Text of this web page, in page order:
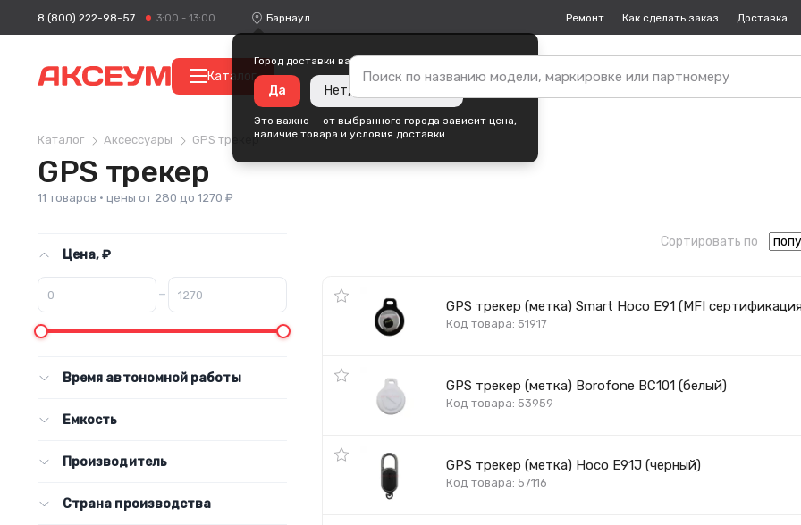
8 (800) 222-98-57 3:00 - 13:00 Барнаул
Город доставки ваших покупок —
Да Нет, изменить город
Это важно — от выбранного города зависит цена,
наличие товара и условия доставки
Ремонт Как сделать заказ Доставка
Каталог
Каталог Аксессуары GPS трекер
GPS трекер
11 товаров · цены от 280 до 1270 ₽
Цена, ₽
–
Время автономной работы
Емкость
Производитель
Страна производства
Сортировать по
GPS трекер (метка) Smart Hoco E91 (MFI
Код товара: 51917
GPS трекер (метка) Borofone BC101 (белый)
Код товара: 53959
GPS трекер (метка) Hoco E91J (черный)
Код товара: 57116